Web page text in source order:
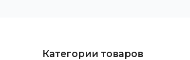
Категории товаров